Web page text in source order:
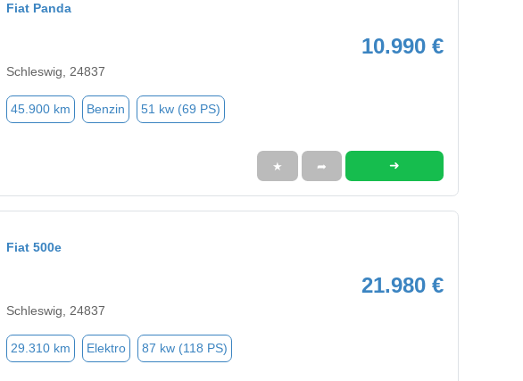
Fiat Panda
10.990 €
Schleswig, 24837
45.900 km Benzin 51 kw (69 PS)
★ ➦ ➜
Fiat 500e
21.980 €
Schleswig, 24837
29.310 km Elektro 87 kw (118 PS)